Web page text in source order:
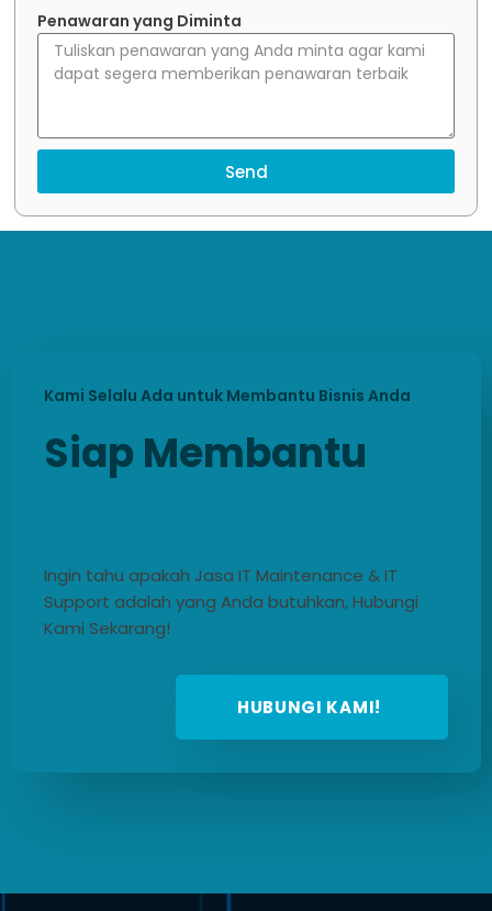
Penawaran yang Diminta
Send
Kami Selalu Ada untuk Membantu Bisnis Anda
Siap Membantu
Ingin tahu apakah Jasa IT Maintenance & IT
Support adalah yang Anda butuhkan, Hubungi
Kami Sekarang!
HUBUNGI KAMI!